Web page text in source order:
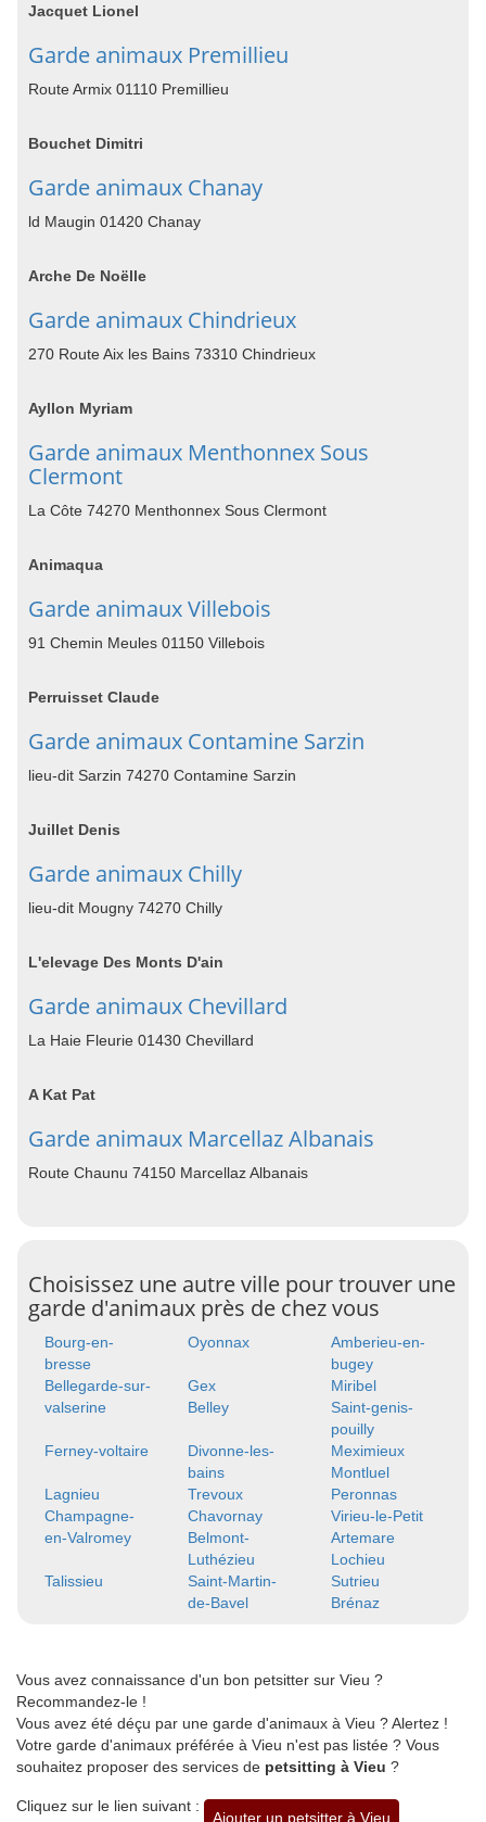
Jacquet Lionel
Garde animaux Premillieu
Route Armix 01110 Premillieu
Bouchet Dimitri
Garde animaux Chanay
ld Maugin 01420 Chanay
Arche De Noëlle
Garde animaux Chindrieux
270 Route Aix les Bains 73310 Chindrieux
Ayllon Myriam
Garde animaux Menthonnex Sous
Clermont
La Côte 74270 Menthonnex Sous Clermont
Animaqua
Garde animaux Villebois
91 Chemin Meules 01150 Villebois
Perruisset Claude
Garde animaux Contamine Sarzin
lieu-dit Sarzin 74270 Contamine Sarzin
Juillet Denis
Garde animaux Chilly
lieu-dit Mougny 74270 Chilly
L'elevage Des Monts D'ain
Garde animaux Chevillard
La Haie Fleurie 01430 Chevillard
A Kat Pat
Garde animaux Marcellaz Albanais
Route Chaunu 74150 Marcellaz Albanais
Choisissez une autre ville pour trouver une
garde d'animaux près de chez vous
Bourg-en-
bresse
Oyonnax
Amberieu-en-
bugey
Bellegarde-sur-
valserine
Gex
Miribel
Belley
Saint-genis-
pouilly
Ferney-voltaire
Divonne-les-
bains
Meximieux
Montluel
Lagnieu
Trevoux
Peronnas
Champagne-
en-Valromey
Chavornay
Virieu-le-Petit
Belmont-
Luthézieu
Artemare
Lochieu
Talissieu
Saint-Martin-
de-Bavel
Sutrieu
Brénaz
Vous avez connaissance d'un bon petsitter sur Vieu ?
Recommandez-le !
Vous avez été déçu par une garde d'animaux à Vieu ? Alertez !
Votre garde d'animaux préférée à Vieu n'est pas listée ? Vous
souhaitez proposer des services de petsitting à Vieu ?
Cliquez sur le lien suivant :
Ajouter un petsitter à Vieu